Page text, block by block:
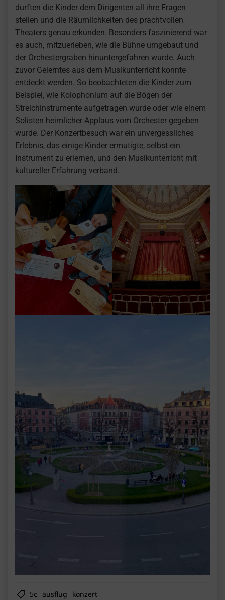
durften die Kinder dem Dirigenten all ihre Fragen
stellen und die Räumlichkeiten des prachtvollen
Theaters genau erkunden. Besonders faszinierend war
es auch, mitzuerleben, wie die Bühne umgebaut und
der Orchestergraben hinuntergefahren wurde. Auch
zuvor Gelerntes aus dem Musikunterricht konnte
entdeckt werden. So beobachteten die Kinder zum
Beispiel, wie Kolophonium auf die Bögen der
Streichinstrumente aufgetragen wurde oder wie einem
Solisten heimlicher Applaus vom Orchester gegeben
wurde. Der Konzertbesuch war ein unvergessliches
Erlebnis, das einige Kinder ermutigte, selbst ein
Instrument zu erlernen, und den Musikunterricht mit
kultureller Erfahrung verband.
5c ausflug konzert